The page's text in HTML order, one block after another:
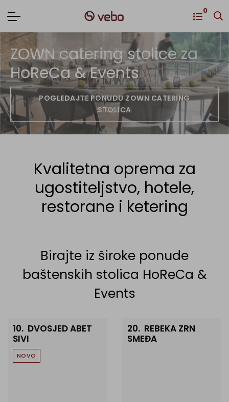
0
ugostiteljstvo
Baštenske stolice za
HoReCa & Events
POGLEDAJTE PONUDU SVIH STOLICA
Unutrašnji stolovi za
HoReCa & Events
POGLEDAJTE PONUDU UNUTRAŠNJIH
STOLOVA
ZOWN catering stolice za
HoReCa & Events
POGLEDAJTE PONUDU ZOWN CATERING
STOLICA
Kvalitetna oprema za
ugostiteljstvo, hotele,
restorane i ketering
Birajte iz široke ponude
baštenskih stolica HoReCa &
Events
10. DVOSJED ABET
SIVI
NOVO
20. REBEKA ZRN
SMEĐA